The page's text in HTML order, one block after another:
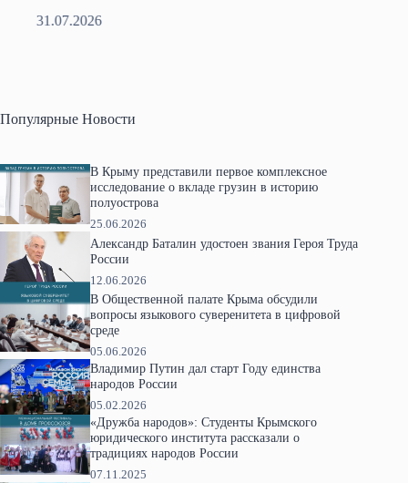
31.07.2026
Популярные Новости
В Крыму представили первое комплексное
исследование о вкладе грузин в историю
полуострова
25.06.2026
Александр Баталин удостоен звания Героя Труда
России
12.06.2026
В Общественной палате Крыма обсудили
вопросы языкового суверенитета в цифровой
среде
05.06.2026
Владимир Путин дал старт Году единства
народов России
05.02.2026
«Дружба народов»: Студенты Крымского
юридического института рассказали о
традициях народов России
07.11.2025